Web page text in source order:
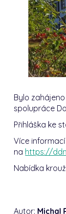
Bylo
spolupráce
Přihláška ke
Více
na https://
Nabídka
Autor: Michal